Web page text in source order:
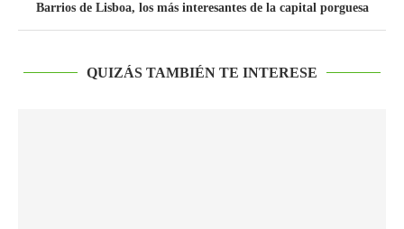
Barrios de Lisboa, los más interesantes de la capital porguesa
QUIZÁS TAMBIÉN TE INTERESE